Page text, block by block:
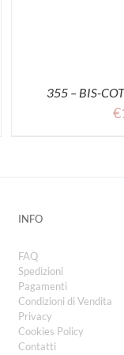
355 – BIS-
€
INFO
FAQ
Spedizioni
Pagamenti
Condizioni di Vendita
Privacy
Cookies Policy
Contatti